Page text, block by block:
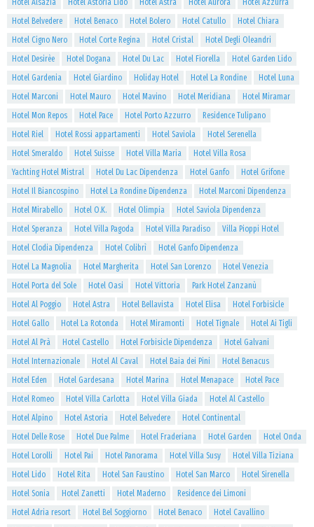
Hotel Alsazia
Hotel Astoria Lido Hotel Astra Hotel Aurora
Hotel Azzurra
Hotel Belvedere
Hotel Benaco Hotel Bolero Hotel Catullo
Hotel Chiara
Hotel Cigno Nero
Hotel Corte Regina Hotel Cristal
Hotel Degli Oleandri
Hotel Desirèe
Hotel Dogana Hotel Du Lac Hotel Fiorella
Hotel Garden Lido
Hotel Gardenia
Hotel Giardino Holiday Hotel Hotel La Rondine
Hotel Luna
Hotel Marconi
Hotel Mauro Hotel Mavino Hotel Meridiana
Hotel Miramar
Hotel Mon Repos
Hotel Pace Hotel Porto Azzurro
Residence Tulipano
Hotel Riel
Hotel Rossi appartamenti Hotel Saviola
Hotel Serenella
Hotel Smeraldo
Hotel Suisse Hotel Villa Maria
Hotel Villa Rosa
Yachting Hotel Mistral
Hotel Du Lac Dipendenza Hotel Ganfo
Hotel Grifone
Hotel Il Biancospino
Hotel La Rondine Dipendenza
Hotel Marconi Dipendenza
Hotel Mirabello
Hotel O.K. Hotel Olimpia
Hotel Saviola Dipendenza
Hotel Speranza
Hotel Villa Pagoda Hotel Villa Paradiso
Villa Pioppi Hotel
Hotel Clodia Dipendenza
Hotel Colibrì
Hotel Ganfo Dipendenza
Hotel La Magnolia
Hotel Margherita Hotel San Lorenzo
Hotel Venezia
Hotel Porta del Sole
Hotel Oasi Hotel Vittoria
Park Hotel Zanzanù
Hotel Al Poggio
Hotel Astra Hotel Bellavista Hotel Elisa
Hotel Forbisicle
Hotel Gallo
Hotel La Rotonda Hotel Miramonti Hotel Tignale
Hotel Ai Tigli
Hotel Al Prà
Hotel Castello Hotel Forbisicle Dipendenza
Hotel Galvani
Hotel Internazionale
Hotel Al Caval Hotel Baia dei Pini
Hotel Benacus
Hotel Eden
Hotel Gardesana Hotel Marina Hotel Menapace
Hotel Pace
Hotel Romeo
Hotel Villa Carlotta Hotel Villa Giada
Hotel Al Castello
Hotel Alpino
Hotel Astoria Hotel Belvedere
Hotel Continental
Hotel Delle Rose
Hotel Due Palme Hotel Fraderiana Hotel Garden
Hotel Onda
Hotel Lorolli
Hotel Pai Hotel Panorama Hotel Villa Susy
Hotel Villa Tiziana
Hotel Lido
Hotel Rita Hotel San Faustino Hotel San Marco
Hotel Sirenella
Hotel Sonia
Hotel Zanetti Hotel Maderno
Residence dei Limoni
Hotel Adria resort
Hotel Bel Soggiorno Hotel Benaco
Hotel Cavallino